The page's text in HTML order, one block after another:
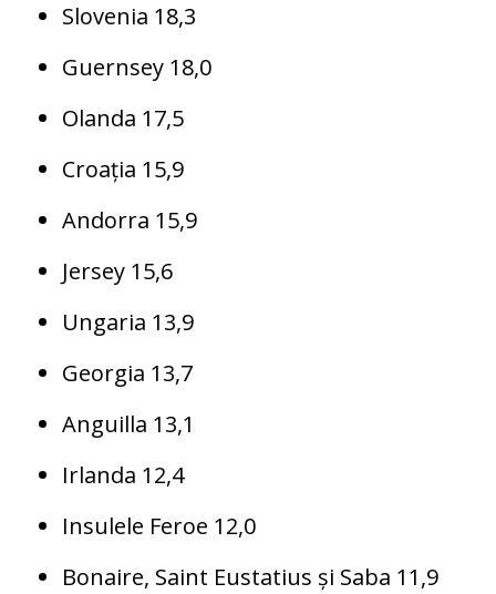
Slovenia 18,3
Guernsey 18,0
Olanda 17,5
Croația 15,9
Andorra 15,9
Jersey 15,6
Ungaria 13,9
Georgia 13,7
Anguilla 13,1
Irlanda 12,4
Insulele Feroe 12,0
Bonaire, Saint Eustatius și Saba 11,9